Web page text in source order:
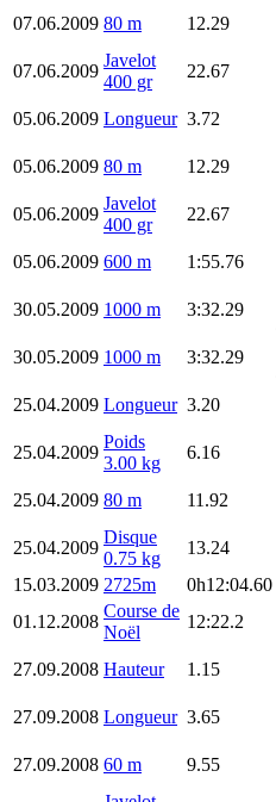
07.06.2009 80 m 12.29
07.06.2009
Javelot
400 gr
22.67
05.06.2009 Longueur 3.72
05.06.2009 80 m 12.29
05.06.2009
Javelot
400 gr
22.67
05.06.2009 600 m 1:55.76
30.05.2009 1000 m 3:32.29
30.05.2009 1000 m 3:32.29
25.04.2009 Longueur 3.20
25.04.2009
Poids
3.00 kg
6.16
25.04.2009 80 m 11.92
25.04.2009
Disque
0.75 kg
13.24
15.03.2009 2725m 0h12:04.60
01.12.2008
Course de
Noël
12:22.2
27.09.2008 Hauteur 1.15
27.09.2008 Longueur 3.65
27.09.2008 60 m 9.55